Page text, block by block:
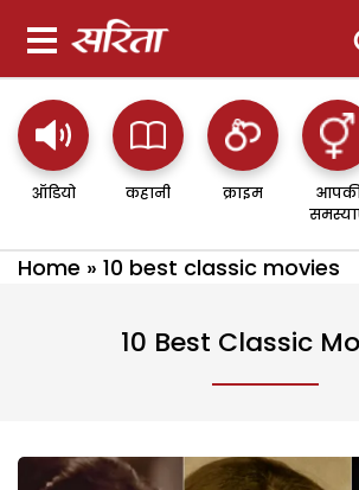
ऑडियो कहानी क्राइम
Home » 10 best classic movies
10 Best Classic